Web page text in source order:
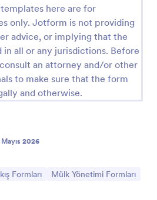
here are for
only. Jotform is not providing
advice, or implying that the
in all or any jurisdictions. Before
an attorney and/or other
to make sure that the form
and otherwise.
Mayıs 2026
git:
Formları Kategoriye git:
Mülk Yönetimi Formları
yönetimi, emlak ve
kolaylaştırın.
Kullan
Önizleme